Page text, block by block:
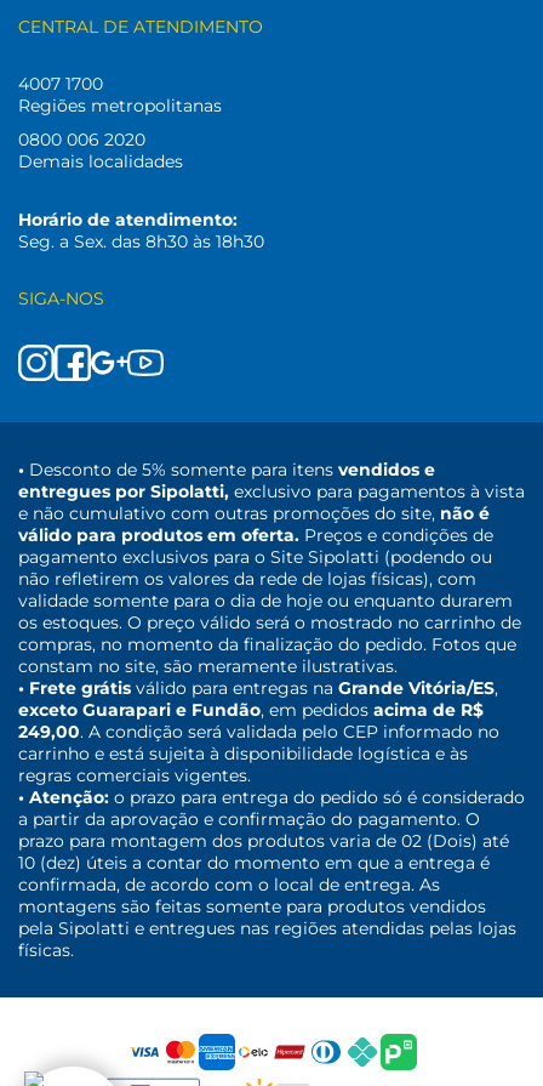
CENTRAL DE ATENDIMENTO
4007 1700
Regiões metropolitanas
0800 006 2020
Demais localidades
Horário de atendimento:
Seg. a Sex. das 8h30 às 18h30
SIGA-NOS
• Desconto de 5% somente para itens vendidos e
entregues por Sipolatti, exclusivo para pagamentos à vista
e não cumulativo com outras promoções do site, não é
válido para produtos em oferta. Preços e condições de
pagamento exclusivos para o Site Sipolatti (podendo ou
não refletirem os valores da rede de lojas físicas), com
validade somente para o dia de hoje ou enquanto durarem
os estoques. O preço válido será o mostrado no carrinho de
compras, no momento da finalização do pedido. Fotos que
constam no site, são meramente ilustrativas.
• Frete grátis válido para entregas na Grande Vitória/ES,
exceto Guarapari e Fundão, em pedidos acima de R$
249,00. A condição será validada pelo CEP informado no
carrinho e está sujeita à disponibilidade logística e às
regras comerciais vigentes.
• Atenção: o prazo para entrega do pedido só é considerado
a partir da aprovação e confirmação do pagamento. O
prazo para montagem dos produtos varia de 02 (Dois) até
10 (dez) úteis a contar do momento em que a entrega é
confirmada, de acordo com o local de entrega. As
montagens são feitas somente para produtos vendidos
pela Sipolatti e entregues nas regiões atendidas pelas lojas
físicas.